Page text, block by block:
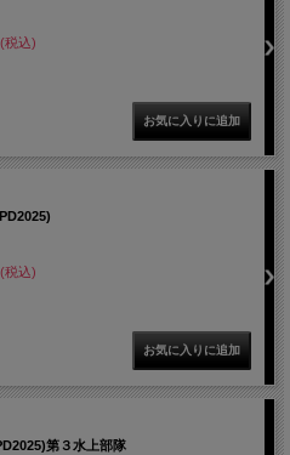
税込)
税込)
第３水上部隊